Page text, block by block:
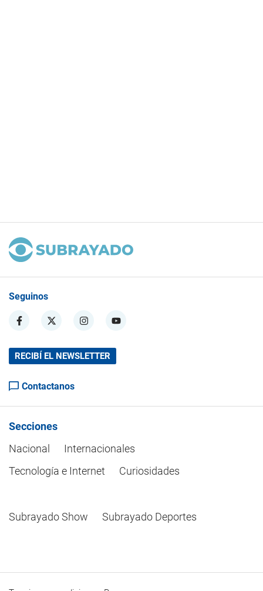
Seguinos
RECIBÍ EL NEWSLETTER
Contactanos
Secciones
Nacional
Internacionales
Tecnología e Internet
Curiosidades
Subrayado Show Subrayado Deportes